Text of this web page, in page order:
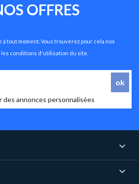
OFFRES
tout moment. Vous trouverez pour cela nos
conditions d'utilisation du site.
des annonces personnalisées

